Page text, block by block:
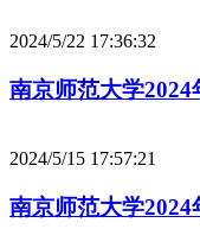
2024/5/22 17:36:32
南京师范大学
2024/5/15 17:57:21
南京师范大学2024